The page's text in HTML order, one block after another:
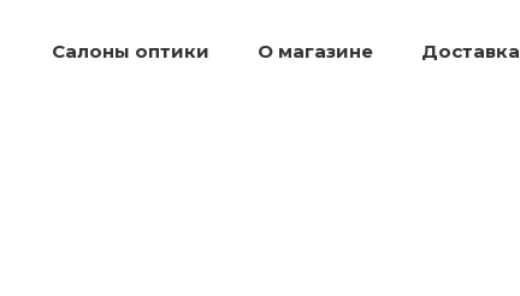
Салоны оптики О магазине Доставка